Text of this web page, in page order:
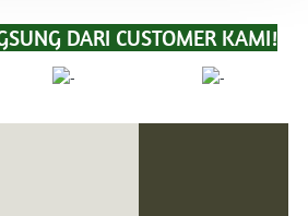
DARI CUSTOMER KAMI!